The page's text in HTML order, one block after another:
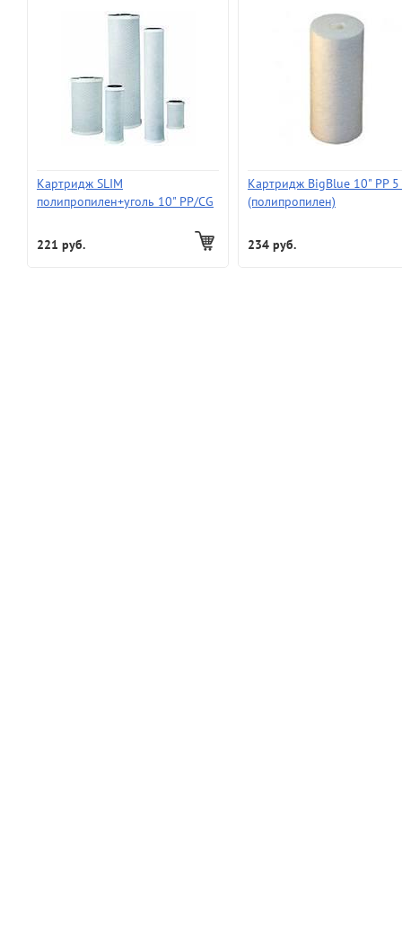
Картридж SLIM
полипропилен+уголь 10" PP/CG
PP+UDF (25 упак.)
221 руб.
Картридж BigBlue 10" РР 5
(полипропилен)
234 руб.